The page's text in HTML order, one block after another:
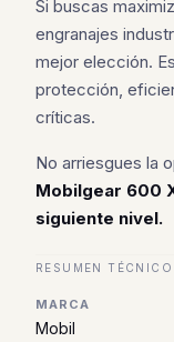
Si buscas
engranajes
mejor elección.
protección,
críticas.
No arriesgues la
Mobilgear 600
siguiente nivel.
RESUMEN TÉCNICO
MARCA
Mobil